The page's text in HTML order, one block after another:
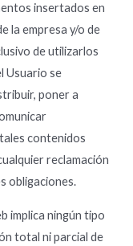
insertados en
la empresa y/o de
de utilizarlos
Usuario se
poner a
contenidos
reclamación
obligaciones.
implica ningún tipo
total ni parcial de